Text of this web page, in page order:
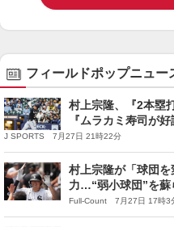
フィールドポップニュー
村上宗隆、『2本塁
『ムラカミ寿司が
別なことがてんこ盛
J SPORTS 7月27日 21時22分
村上宗隆が「球団
力…“弱小球団”を蘇
Full-Count 7月27日 17時3